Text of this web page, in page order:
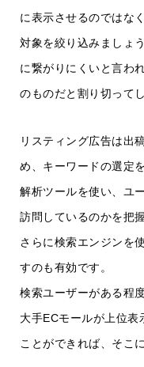
に表示させるのではな
対象を絞り込みましょ
に繋がりにくいと言わ
のものだと割り切って
リスティング広告は出
め、キーワードの選定
解析ツールを使い、ユ
訪問しているのかを把
さらに検索エンジンを
すのも有効です。
検索ユーザーがある程
大手ECモールが上位表
ことができれば、そこ